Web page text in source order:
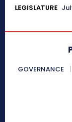
LEGISLATURE
GOVERNANCE